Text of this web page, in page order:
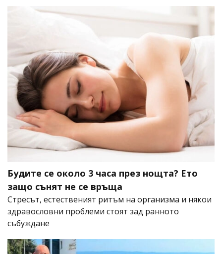
Будите се около 3 часа през нощта? Ето
защо сънят не се връща
Стресът, естественият ритъм на организма и някои
здравословни проблеми стоят зад ранното
събуждане